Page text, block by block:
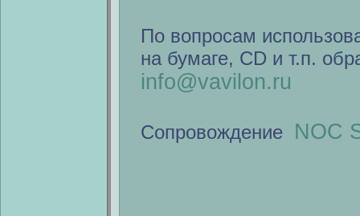
По вопросам
на бумаге, CD и т.п.
info@vavilon.ru
Сопровождение NOC